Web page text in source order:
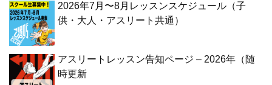
2026年7月〜8月レッスンスケジュール（子
供・大人・アスリート共通）
アスリートレッスン告知ページ – 2026年（随
時更新